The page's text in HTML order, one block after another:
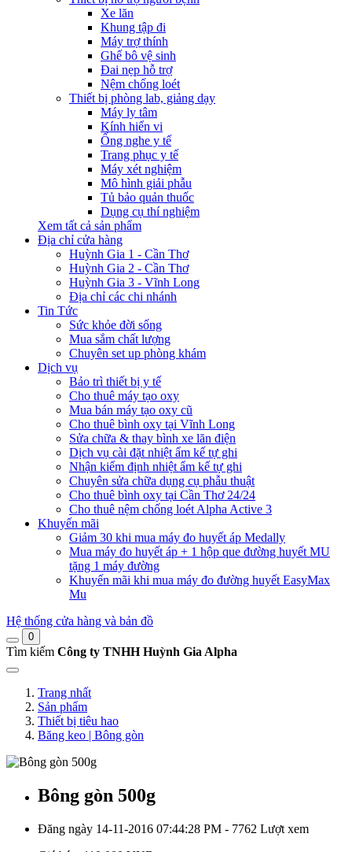
Xe lăn
Khung tập đi
Máy trợ thính
Ghế bô vệ sinh
Đai nẹp hỗ trợ
Nệm chống loét
Thiết bị phòng lab, giảng dạy
Máy ly tâm
Kính hiển vi
Ống nghe y tế
Trang phục y tế
Máy xét nghiệm
Mô hình giải phẫu
Tủ bảo quản thuốc
Dụng cụ thí nghiệm
Xem tất cả sản phẩm
Địa chỉ cửa hàng
Huỳnh Gia 1 - Cần Thơ
Huỳnh Gia 2 - Cần Thơ
Huỳnh Gia 3 - Vĩnh Long
Địa chỉ các chi nhánh
Tin Tức
Sức khỏe đời sống
Mua sắm chất lượng
Chuyên set up phòng khám
Dịch vụ
Bảo trì thiết bị y tế
Cho thuê máy tạo oxy
Mua bán máy tạo oxy cũ
Cho thuê bình oxy tại Vĩnh Long
Sửa chữa & thay bình xe lăn điện
Dịch vụ cài đặt nhiệt ẩm kế tự ghi
Nhận kiểm định nhiệt ẩm kế tự ghi
Chuyên sửa chữa dụng cụ phẫu thuật
Cho thuê bình oxy tại Cần Thơ 24/24
Cho thuê nệm chống loét Alpha Active 3
Khuyến mãi
Giảm 30 khi mua máy đo huyết áp Medally
Mua máy đo huyết áp + 1 hộp que đường huyết MU
tặng 1 máy đường
Khuyến mãi khi mua máy đo đường huyết EasyMax
Mu
Hệ thống cửa hàng và bản đồ
0
Tìm kiếm Công ty TNHH Huỳnh Gia Alpha
Trang nhất
Sản phẩm
Thiết bị tiêu hao
Băng keo | Bông gòn
Bông gòn 500g
Đăng ngày 14-11-2016 07:44:28 PM - 7762 Lượt xem